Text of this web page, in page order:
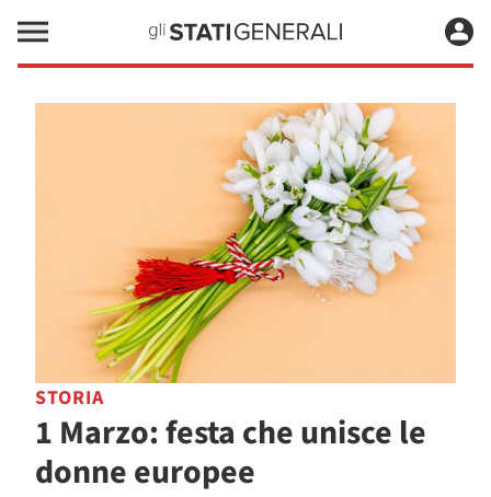
STORIA
1 Marzo: festa che unisce le
donne europee